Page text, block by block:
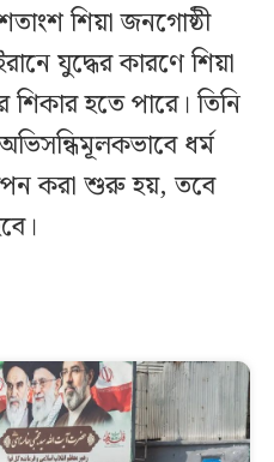
শতাংশ শিয়া জনগোষ্ঠী
যুদ্ধের কারণে শিয়া
শিকার হতে পারে। তিনি
ধর্ম
করা শুরু হয়, তবে